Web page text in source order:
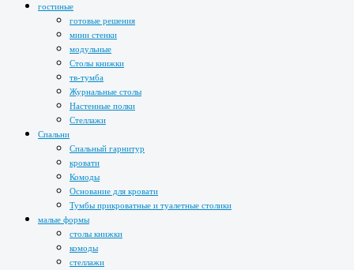
гостиные
готовые решения
мини стенки
модульные
Столы книжки
тв-тумба
Журнальные столы
Настенные полки
Стеллажи
Спальни
Спальный гарнитур
кровати
Комоды
Основание для кровати
Тумбы прикроватные и туалетные столики
малые формы
столы книжки
комоды
стеллажи